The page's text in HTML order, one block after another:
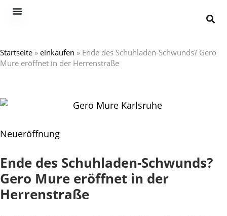
Startseite » einkaufen » Ende des Schuhladen-Schwunds? Gero
Mure eröffnet in der Herrenstraße
Neueröffnung
Ende des Schuhladen-Schwunds?
Gero Mure eröffnet in der
Herrenstraße